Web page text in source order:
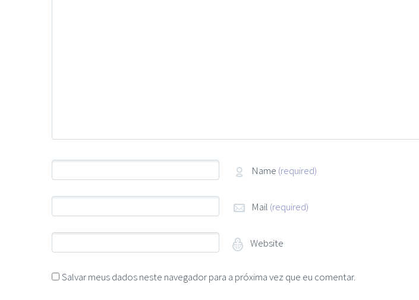
Name (required)
Mail (required)
Website
Salvar meus dados neste navegador para a próxima vez que eu comentar.